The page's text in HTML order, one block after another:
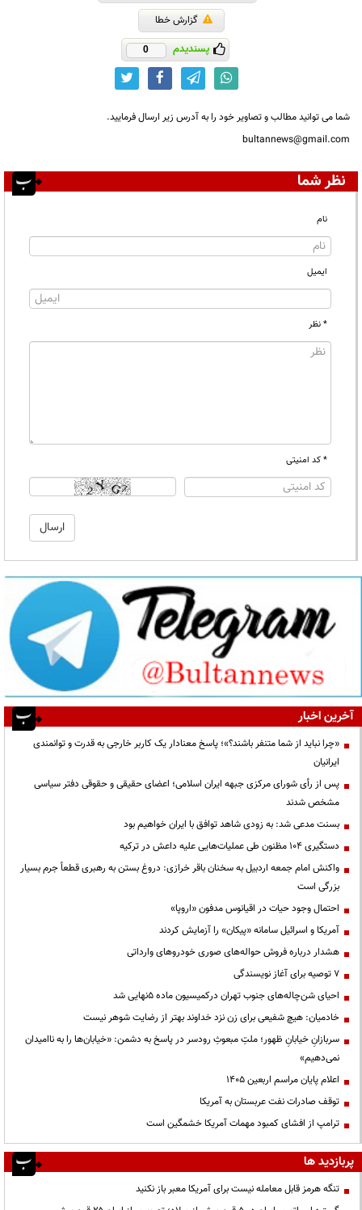
گزارش خطا
پسندیدم 0
شما می توانید مطالب و تصاویر خود را به آدرس زیر ارسال فرمایید.
bultannews@gmail.com
نظر شما
نام
ایمیل
* نظر
* کد امنیتی
آخرین اخبار
«چرا نباید از شما متنفر باشند؟»؛ پاسخ معنادار یک کاربر خارجی به قدرت و توانمندی
ایرانیان
پس از رأی شورای مرکزی جبهه ایران اسلامی؛ اعضای حقیقی و حقوقی دفتر سیاسی
مشخص شدند
بسنت مدعی شد: به زودی شاهد توافق با ایران خواهیم بود
دستگیری ۱۰۴ مظنون طی عملیات‌هایی علیه داعش در ترکیه
واکنش امام جمعه اردبیل به سخنان باقر خرازی: دروغ بستن به رهبری قطعاً جرم بسیار
بزرگی است
احتمال وجود حیات در اقیانوس مدفون «اروپا»
آمریکا و اسرائیل سامانه «پیکان» را آزمایش کردند
هشدار درباره فروش حواله‌های صوری خودروهای وارداتی
۷ توصیه برای آغاز نویسندگی
احیای شن‌چاله‌های جنوب تهران درکمیسیون ماده ۵نهایی شد
خادمیان: هیچ شفیعی برای زن نزد خداوند بهتر از رضایت شوهر نیست
سربازانِ خیابانِ ظهور؛ ملتِ مبعوثِ رودسر در پاسخ به دشمن: «خیابان‌ها را به ناامیدان
نمی‌دهیم»
اعلام پایان مراسم اربعین ۱۴۰۵
توقف صادرات نفت عربستان به آمریکا
ترامپ از افشای کمبود مهمات آمریکا خشمگین است
پربازدید ها
تنگه هرمز قابل معامله نیست برای آمریکا معبر باز نکنید